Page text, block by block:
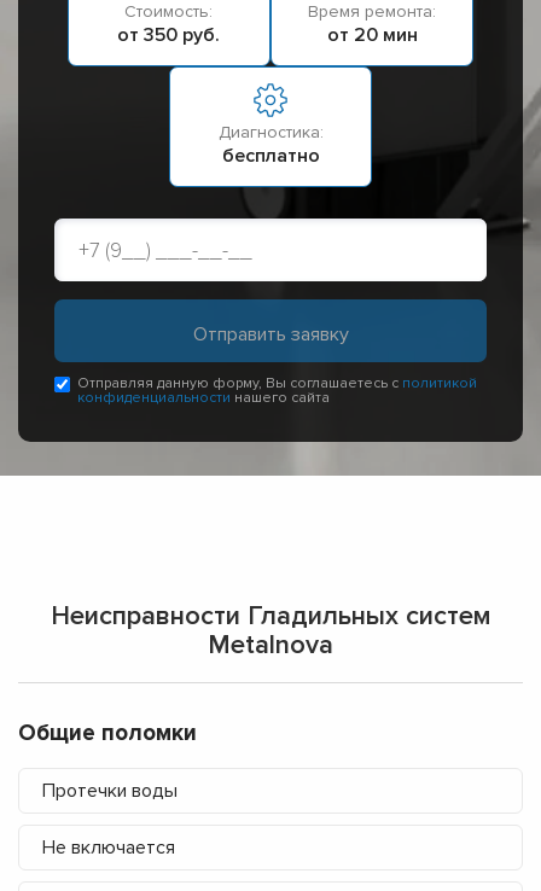
Стоимость:
от 350 руб.
Время ремонта:
от 20 мин
Диагностика:
бесплатно
Отправляя данную форму, Вы соглашаетесь с политикой
конфиденциальности нашего сайта
Неисправности Гладильных систем
Metalnova
Общие поломки
Протечки воды
Не включается